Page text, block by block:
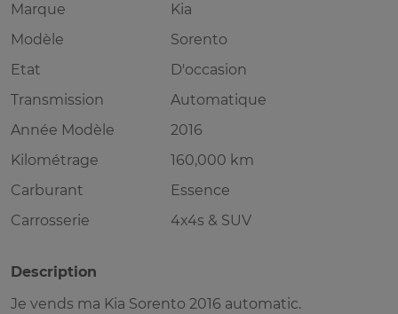
Marque
Kia
Modèle
Sorento
Etat
D'occasion
Transmission
Automatique
Année Modèle
2016
Kilométrage
160,000 km
Carburant
Essence
Carrosserie
4x4s & SUV
Description
Je vends ma Kia Sorento 2016 automatic.